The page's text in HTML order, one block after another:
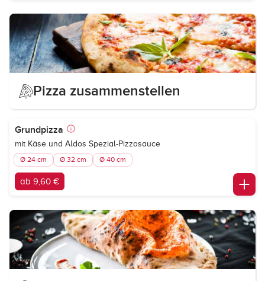
Pizza zusammenstellen
Grundpizza
mit Käse und Aldos Spezial-Pizzasauce
Ø 24 cm Ø 32 cm Ø 40 cm
ab 9,60 €